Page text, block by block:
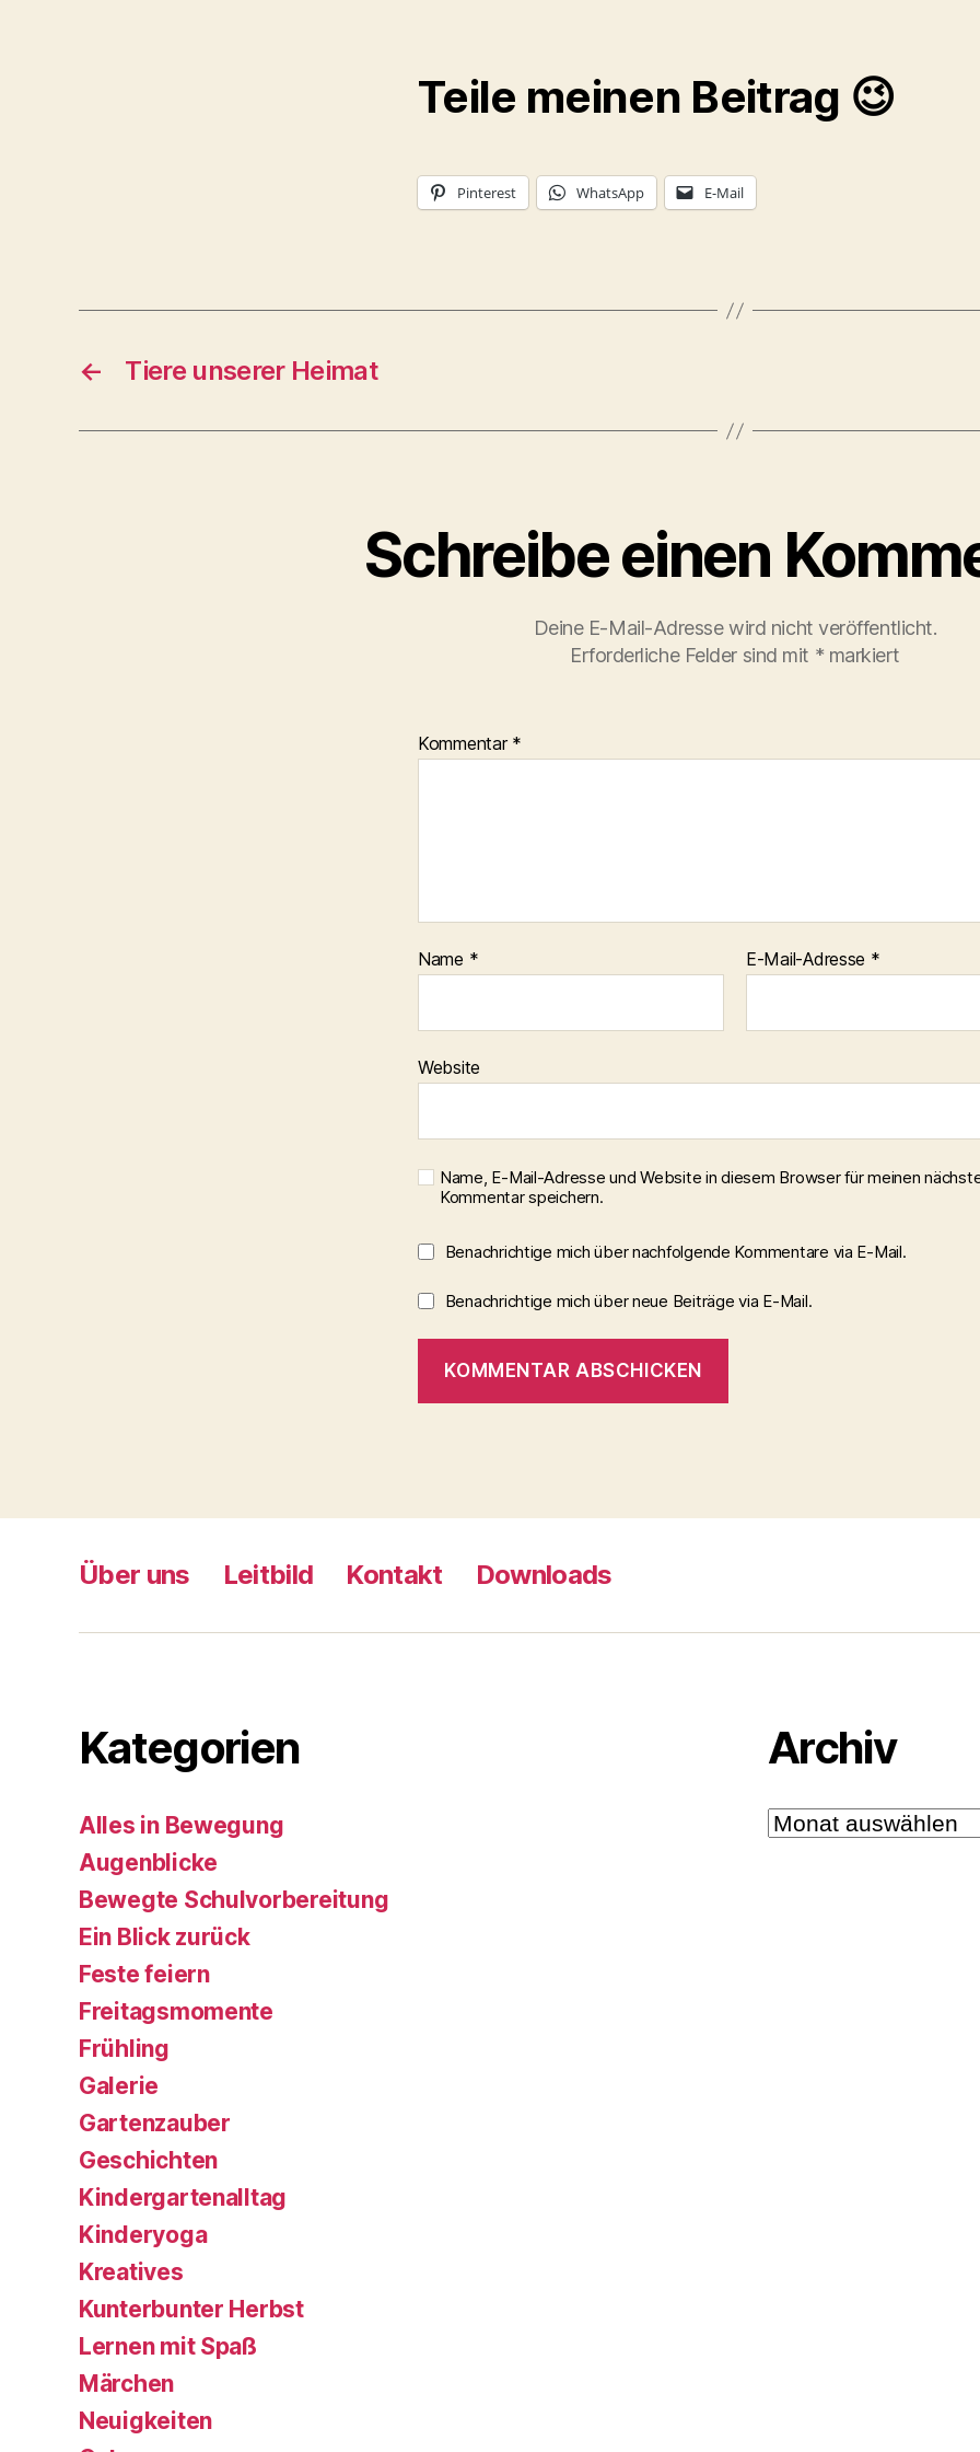
Teile meinen Beitrag 😉
Pinterest WhatsApp E-Mail
← Tiere unserer Heimat
Schreibe einen
Deine E-Mail-Adresse wird nicht veröffentlicht.
Erforderliche Felder sind mit * markiert
Kommentar *
Name * E-Mail-Adresse *
Website
Name, E-Mail-Adresse und Website in diesem Browser für meinen
Kommentar speichern.
Benachrichtige mich über nachfolgende Kommentare via E-Mail.
Benachrichtige mich über neue Beiträge via E-Mail.
Über uns Leitbild Kontakt Downloads
Kategorien
Alles in Bewegung
Augenblicke
Bewegte Schulvorbereitung
Ein Blick zurück
Feste feiern
Freitagsmomente
Frühling
Galerie
Gartenzauber
Geschichten
Kindergartenalltag
Kinderyoga
Kreatives
Kunterbunter Herbst
Lernen mit Spaß
Märchen
Neuigkeiten
Archiv
Archiv